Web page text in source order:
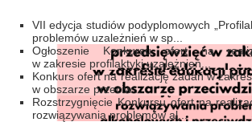
VII edycja studiów podyplomowych
problemów uzależnień w sp...
Ogłoszenie Konkursu ofert na
w zakresie profilaktyki uzależnień...
Konkurs ofert na realizację zadań w
w obszarze przeciw...
Rozstrzygnięcie Konkursu ofert na
rozwiązywania problemów al...